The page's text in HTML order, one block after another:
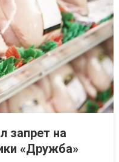
запрет на
«Дружба»